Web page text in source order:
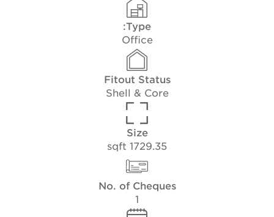
Type:
Office
Fitout Status
Shell & Core
Size
1729.35 sqft
No. of Cheques